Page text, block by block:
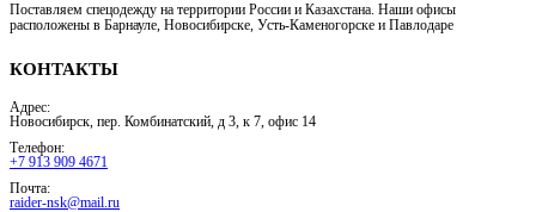
Поставляем спецодежду на территории России и Казахстана. Наши офисы
расположены в Барнауле, Новосибирске, Усть-Каменогорске и Павлодаре
КОНТАКТЫ
Адрес:
Новосибирск, пер. Комбинатский, д 3, к 7, офис 14
Телефон:
+7 913 909 4671
Почта:
raider-nsk@mail.ru